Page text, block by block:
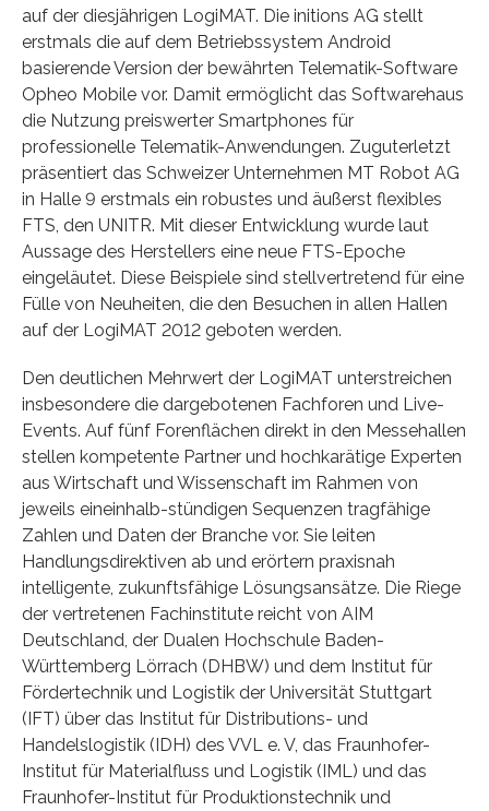
auf der diesjährigen LogiMAT. Die initions AG stellt
erstmals die auf dem Betriebssystem Android
basierende Version der bewährten Telematik-Software
Opheo Mobile vor. Damit ermöglicht das Softwarehaus
die Nutzung preiswerter Smartphones für
professionelle Telematik-Anwendungen. Zuguterletzt
präsentiert das Schweizer Unternehmen MT Robot AG
in Halle 9 erstmals ein robustes und äußerst flexibles
FTS, den UNITR. Mit dieser Entwicklung wurde laut
Aussage des Herstellers eine neue FTS-Epoche
eingeläutet. Diese Beispiele sind stellvertretend für eine
Fülle von Neuheiten, die den Besuchen in allen Hallen
auf der LogiMAT 2012 geboten werden.
Den deutlichen Mehrwert der LogiMAT unterstreichen
insbesondere die dargebotenen Fachforen und Live-
Events. Auf fünf Forenflächen direkt in den Messehallen
stellen kompetente Partner und hochkarätige Experten
aus Wirtschaft und Wissenschaft im Rahmen von
jeweils eineinhalb-stündigen Sequenzen tragfähige
Zahlen und Daten der Branche vor. Sie leiten
Handlungsdirektiven ab und erörtern praxisnah
intelligente, zukunftsfähige Lösungsansätze. Die Riege
der vertretenen Fachinstitute reicht von AIM
Deutschland, der Dualen Hochschule Baden-
Württemberg Lörrach (DHBW) und dem Institut für
Fördertechnik und Logistik der Universität Stuttgart
(IFT) über das Institut für Distributions- und
Handelslogistik (IDH) des VVL e. V, das Fraunhofer-
Institut für Materialfluss und Logistik (IML) und das
Fraunhofer-Institut für Produktionstechnik und